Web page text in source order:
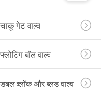
चाकू गेट वाल्व
फ्लोटिंग बॉल वाल्व
डबल ब्लॉक और ब्लड वाल्व